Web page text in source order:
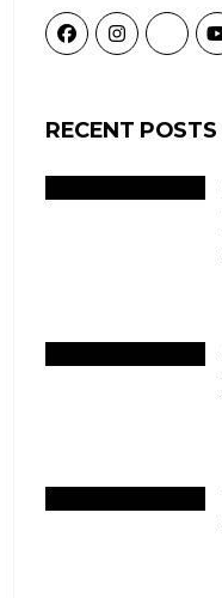
RECENT POSTS